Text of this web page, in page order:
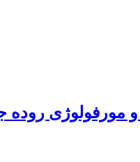
و مورفولوژی